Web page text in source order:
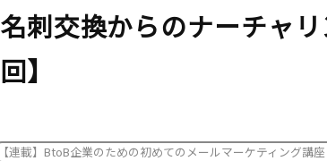
名刺交換からのナーチャ
回】
【連載】BtoB企業のための初めてのメールマーケティング講